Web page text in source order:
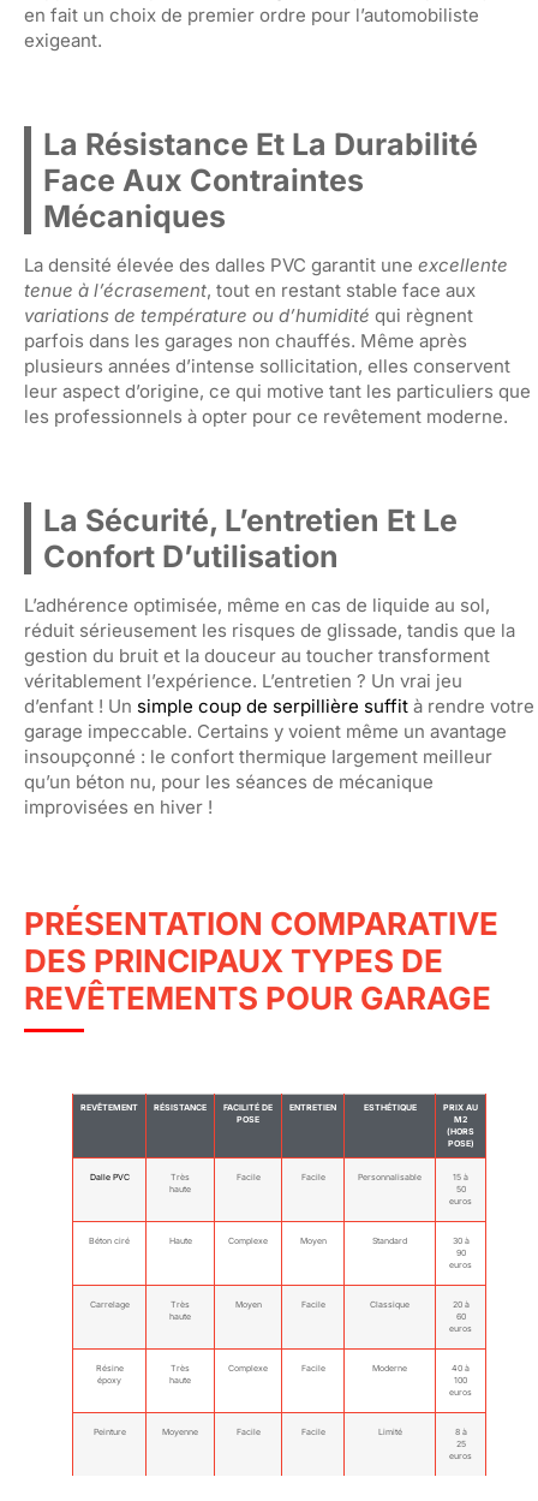
en fait un choix de premier ordre pour l’automobiliste
exigeant.
La Résistance Et La Durabilité
Face Aux Contraintes
Mécaniques
La densité élevée des dalles PVC garantit une excellente
tenue à l’écrasement, tout en restant stable face aux
variations de température ou d’humidité qui règnent
parfois dans les garages non chauffés. Même après
plusieurs années d’intense sollicitation, elles conservent
leur aspect d’origine, ce qui motive tant les particuliers que
les professionnels à opter pour ce revêtement moderne.
La Sécurité, L’entretien Et Le
Confort D’utilisation
L’adhérence optimisée, même en cas de liquide au sol,
réduit sérieusement les risques de glissade, tandis que la
gestion du bruit et la douceur au toucher transforment
véritablement l’expérience. L’entretien ? Un vrai jeu
d’enfant ! Un simple coup de serpillière suffit à rendre votre
garage impeccable. Certains y voient même un avantage
insoupçonné : le confort thermique largement meilleur
qu’un béton nu, pour les séances de mécanique
improvisées en hiver !
PRÉSENTATION COMPARATIVE
DES PRINCIPAUX TYPES DE
REVÊTEMENTS POUR GARAGE
REVÊTEMENT RÉSISTANCE
FACILITÉ DE
POSE
ENTRETIEN ESTHÉTIQUE
PRIX AU
M2
(HORS
POSE)
Dalle PVC
Très
haute
Facile Facile Personnalisable
15 à
50
euros
Béton ciré Haute Complexe Moyen Standard
30 à
90
euros
Carrelage
Très
haute
Moyen Facile Classique
20 à
60
euros
Résine
époxy
Très
haute
Complexe Facile Moderne
40 à
100
euros
Peinture Moyenne Facile Facile Limité
8 à
25
euros